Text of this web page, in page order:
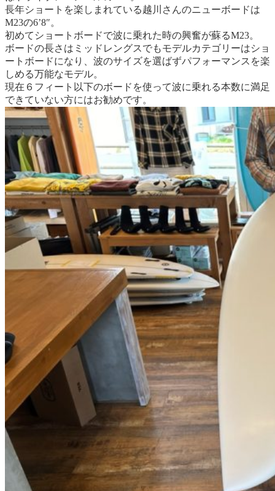
長年ショートを楽しまれている越川さんのニューボードは
M23の6’8″。
初めてショートボードで波に乗れた時の興奮が蘇るM23。
ボードの長さはミッドレングスでもモデルカテゴリーはショ
ートボードになり、波のサイズを選ばずパフォーマンスを楽
しめる万能なモデル。
現在６フィート以下のボードを使って波に乗れる本数に満足
できていない方にはお勧めです。